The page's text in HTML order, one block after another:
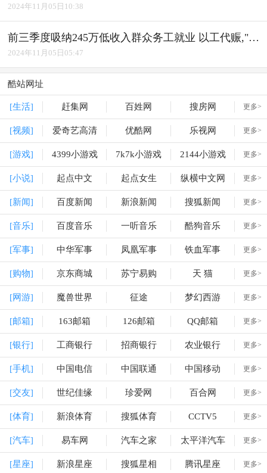
2024年11月05日10:38
前三季度吸纳245万低收入群众务工就业 以工代赈,"赈"出实效
2024年11月05日05:47
酷站网址
[生活] 赶集网 百姓网 搜房网 更多>
[视频] 爱奇艺高清 优酷网 乐视网 更多>
[游戏] 4399小游戏 7k7k小游戏 2144小游戏 更多>
[小说] 起点中文 起点女生 纵横中文网 更多>
[新闻] 百度新闻 新浪新闻 搜狐新闻 更多>
[音乐] 百度音乐 一听音乐 酷狗音乐 更多>
[军事] 中华军事 凤凰军事 铁血军事 更多>
[购物] 京东商城 苏宁易购 天 猫 更多>
[网游] 魔兽世界 征途 梦幻西游 更多>
[邮箱] 163邮箱 126邮箱 QQ邮箱 更多>
[银行] 工商银行 招商银行 农业银行 更多>
[手机] 中国电信 中国联通 中国移动 更多>
[交友] 世纪佳缘 珍爱网 百合网 更多>
[体育] 新浪体育 搜狐体育 CCTV5 更多>
[汽车] 易车网 汽车之家 太平洋汽车 更多>
[星座] 新浪星座 搜狐星相 腾讯星座 更多>